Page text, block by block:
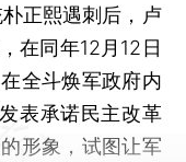
正熙遇刺后，卢
在同年12月12日
全斗焕军政府内
表承诺民主改革
形象，试图让军